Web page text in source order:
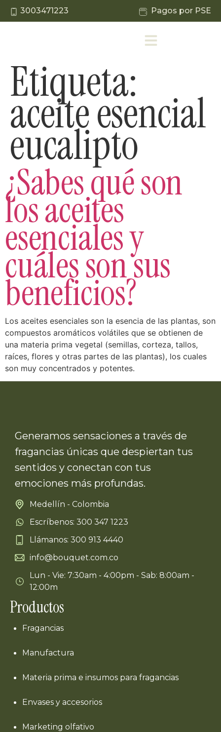
3003471223 Pagos por PSE
Etiqueta:
aceite esencial
eucalipto
¿Sabes qué son
los aceites
esenciales y
cuáles son sus
beneficios?
Los aceites esenciales son la esencia de las plantas, son
compuestos aromáticos volátiles que se obtienen de
una materia prima vegetal (semillas, corteza, tallos,
raíces, flores y otras partes de las plantas), los cuales
son muy concentrados y potentes.
Generamos sensaciones a través de
fragancias únicas que despiertan tus
sentidos y conectan con tus
emociones más profundas.
Medellín - Colombia
Escríbenos: 300 347 1223
Llámanos: 300 913 4440
info@bouquet.com.co
Lun - Vie: 7:30am - 4:00pm - Sab: 8:00am -
12:00m
Productos
Fragancias
Manufactura
Materia prima e insumos para fragancias
Envases y accesorios
Marketing olfativo